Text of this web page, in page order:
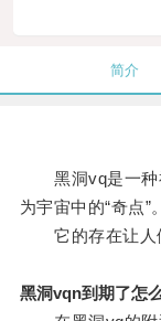
简介
黑洞vq是一种
为宇宙中的“奇点”。
它的存在让人们
黑洞vqn到期了怎